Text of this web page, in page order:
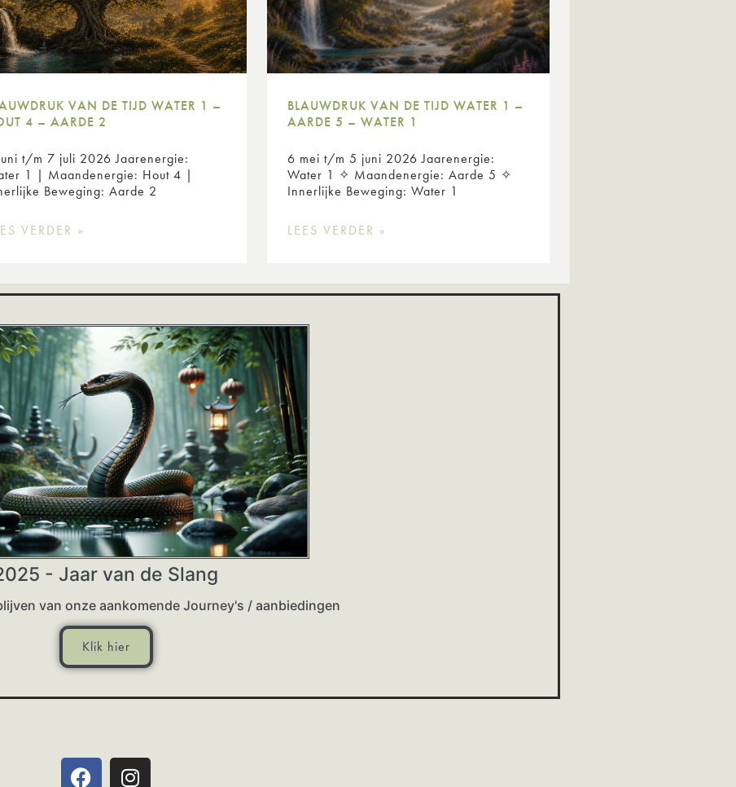
VAN DE TIJD WATER 1 –
4 – AARDE 2
t/m 7 juli 2026 Jaarenergie:
1 | Maandenergie: Hout 4 |
Beweging: Aarde 2
VERDER »
BLAUWDRUK VAN DE TIJD WATER 1 –
AARDE 5 – WATER 1
6 mei t/m 5 juni 2026 Jaarenergie:
Water 1 ✧ Maandenergie: Aarde 5 ✧
Innerlijke Beweging: Water 1
LEES VERDER »
- Jaar van de Slang
van onze aankomende Journey's / aanbiedingen
Klik hier